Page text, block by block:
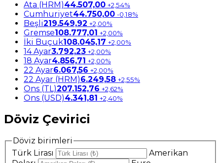
Ata (HRM)44.507,00 +2,54%
Cumhuriyet44.750,00 -0,18%
Beşli219.549,92 +2,00%
Gremse108.777,01 +2,00%
İki Buçuk108.045,17 +2,00%
14 Ayar3.792,23 +2,00%
18 Ayar4.856,71 +2,00%
22 Ayar6.067,56 +2,00%
22 Ayar (HRM)6.249,58 +2,55%
Ons (TL)207.152,76 +2,62%
Ons (USD)4.341,81 +2,40%
Döviz Çevirici
Döviz birimleri
Türk Lirası
Amerikan